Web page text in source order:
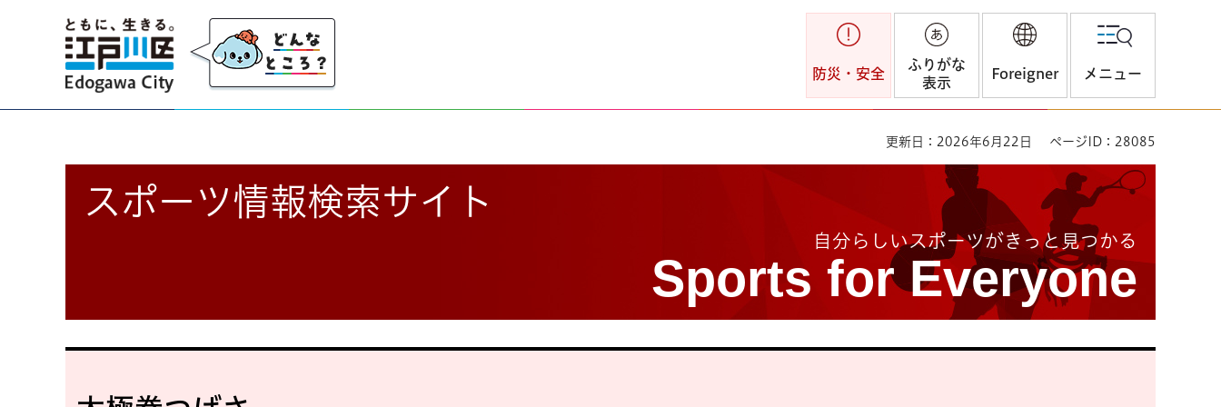
江戸川区
防災・安全
ふりがな
表示
Foreigner メニュー
更新日：2026年6月22日 ページID：28085
スポーツ情報検索サイト
自分らしいスポーツがきっと見つかる
Sports for Everyone